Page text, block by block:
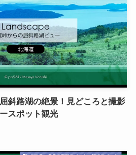
斜路湖の絶景！見どころと撮影
スポット観光